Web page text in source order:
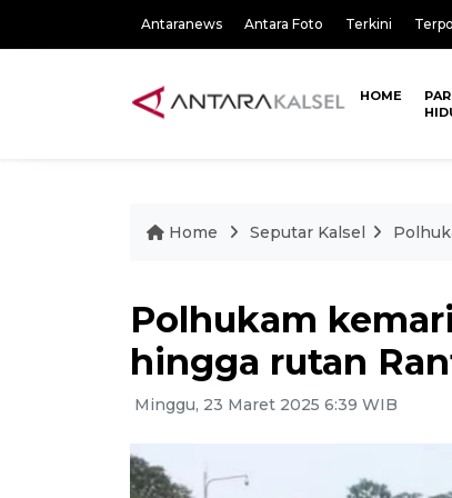
Antaranews Antara Foto Terkini
HOME
Home Seputar Kalsel
Polhukam
hingga rutan
Minggu, 23 Maret 2025 6:39 WIB